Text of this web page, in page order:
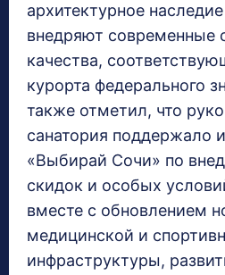
архитектурное
внедряют современные
качества,
курорта федерального
также отметил, что
санатория поддержало
«Выбирай Сочи» по
скидок и особых
вместе с обновлением
медицинской и
инфраструктуры,